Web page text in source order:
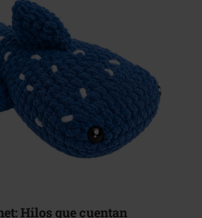
Hilos que cuentan